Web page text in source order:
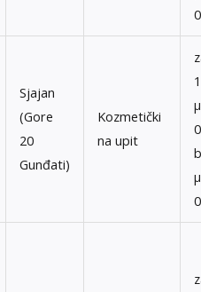
Sjajan
(Gore
20
Gunđati)
Kozmetički
na upit